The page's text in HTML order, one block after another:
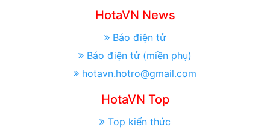
HotaVN News
Báo điện tử
Báo điện tử (miền phụ)
hotavn.hotro@gmail.com
HotaVN Top
Top kiến thức